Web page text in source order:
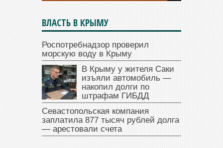
ВЛАСТЬ В КРЫМУ
Роспотребнадзор проверил
морскую воду в Крыму
В Крыму у жителя Саки
изъяли автомобиль —
накопил долги по
штрафам ГИБДД
Севастопольская компания
заплатила 877 тысяч рублей долга
— арестовали счета